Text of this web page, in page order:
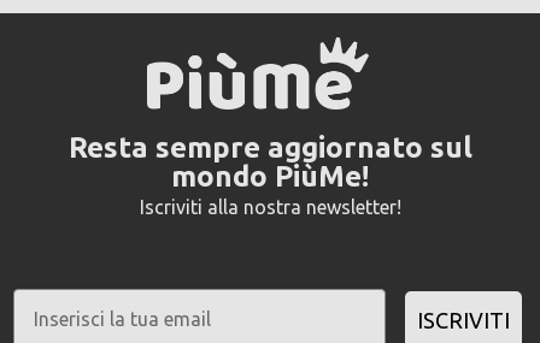
Resta sempre aggiornato sul
mondo PiùMe!
Iscriviti alla nostra newsletter!
ISCRIVITI